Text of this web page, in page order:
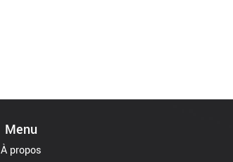
Menu
À propos